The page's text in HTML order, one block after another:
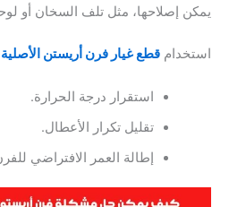
يمكن إصلاحها، مثل تلف السخان أو
استخدام قطع غيار فرن أريستن الأصلية
استقرار درجة الحرارة.
تقليل تكرار الأعطال.
إطالة العمر الافتراضي